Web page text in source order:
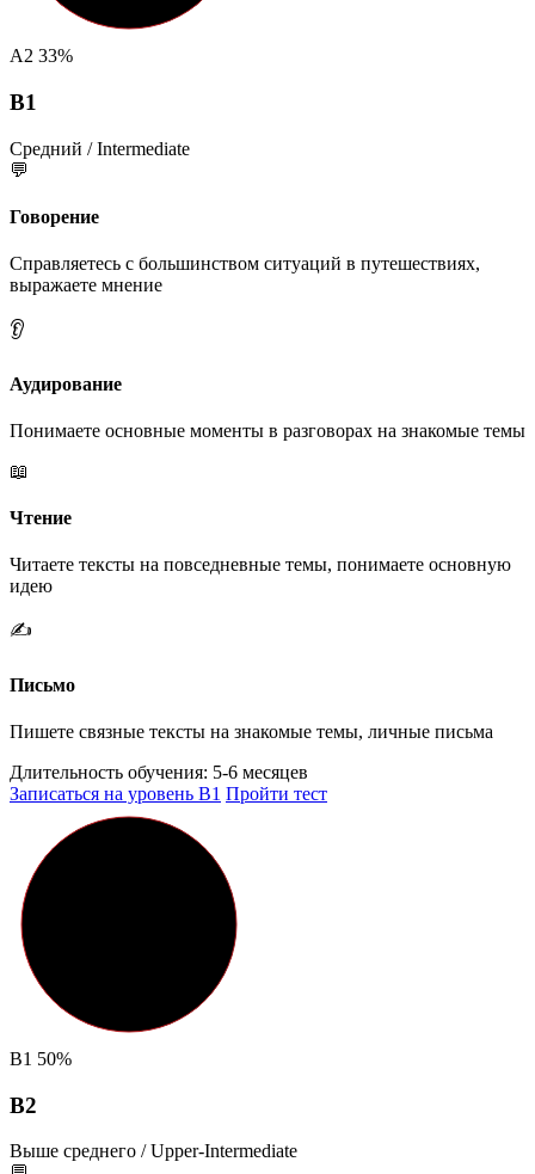
A2 33%
B1
Средний / Intermediate
💬
Говорение
Справляетесь с большинством ситуаций в путешествиях,
выражаете мнение
👂
Аудирование
Понимаете основные моменты в разговорах на знакомые темы
📖
Чтение
Читаете тексты на повседневные темы, понимаете основную
идею
✍️
Письмо
Пишете связные тексты на знакомые темы, личные письма
Длительность обучения: 5-6 месяцев
Записаться на уровень B1 Пройти тест
B1 50%
B2
Выше среднего / Upper-Intermediate